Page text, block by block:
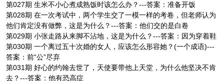
第027期 生米不小心煮成熟饭时该怎么办？---答案：准备开饭
第028期 在一次考试中，两个学生交了一模一样的考卷，但老师认为
他们肯定没有做弊，这是为什么？---答案：他们交的是白卷
第029期 小张走路从来脚不沾地，这是为什么？---答案：因为穿着鞋
第030期 一个离过五十次婚的女人，应该怎么形容她？(一个成语)---
答案：前“公”尽弃
第031期 好心的约翰去世了，天使要带他上天堂，为什么他坚决不肯
去？---答案：他有恐高症